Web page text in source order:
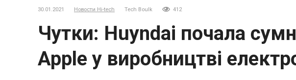
30.01.2021 Новости Hi-tech Tech Boulk 412
Чутки: Huyndai почала
Apple у виробництві